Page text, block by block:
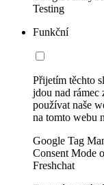
Testing
Funkční
Přijetím těchto
jdou nad
používat naše
na tomto webu
Google Tag
Consent Mode
Freshchat